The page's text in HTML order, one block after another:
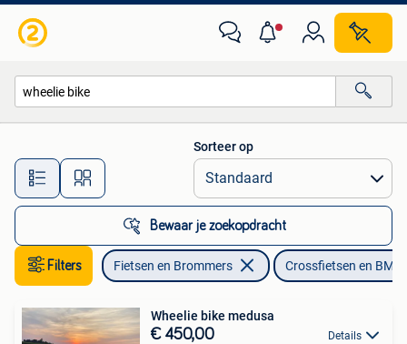
Alle afstanden…
Sorteer op
Bewaar je zoekopdracht
Filters Fietsen en Brommers Crossfietsen en BMX
Wheelie bike medusa
€ 450,00 Details